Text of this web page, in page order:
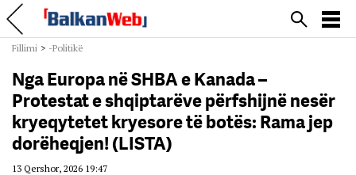
Fillimi > -Politikë
Nga Europa në SHBA e Kanada –
Protestat e shqiptarëve përfshijnë nesër
kryeqytetet kryesore të botës: Rama jep
dorëheqjen! (LISTA)
13 Qershor, 2026 19:47